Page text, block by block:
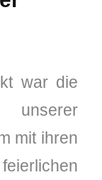
war die
mit ihren